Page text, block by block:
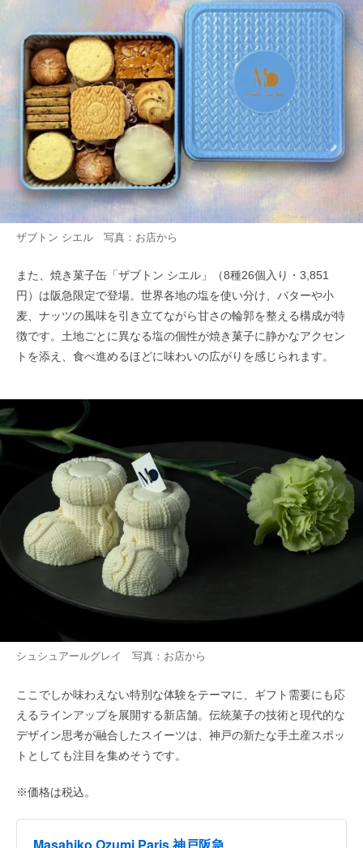
ザブトン シエル 写真：お店から
また、焼き菓子缶「ザブトン シエル」（8種26個入り・3,851
円）は阪急限定で登場。世界各地の塩を使い分け、バターや小
麦、ナッツの風味を引き立てながら甘さの輪郭を整える構成が特
徴です。土地ごとに異なる塩の個性が焼き菓子に静かなアクセン
トを添え、食べ進めるほどに味わいの広がりを感じられます。
シュシュアールグレイ 写真：お店から
ここでしか味わえない特別な体験をテーマに、ギフト需要にも応
えるラインアップを展開する新店舗。伝統菓子の技術と現代的な
デザイン思考が融合したスイーツは、神戸の新たな手土産スポッ
トとしても注目を集めそうです。
※価格は税込。
Masahiko Ozumi Paris 神戸阪急